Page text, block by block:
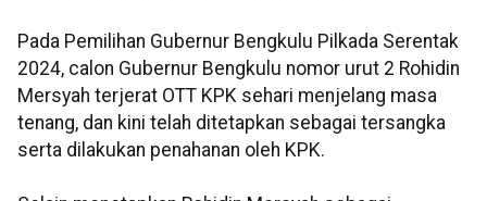
Pada Pemilihan Gubernur Bengkulu Pilkada Serentak
2024, calon Gubernur Bengkulu nomor urut 2 Rohidin
Mersyah terjerat OTT KPK sehari menjelang masa
tenang, dan kini telah ditetapkan sebagai tersangka
serta dilakukan penahanan oleh KPK.